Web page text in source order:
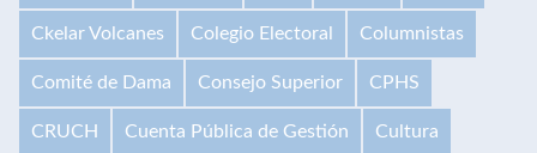
Ckelar Volcanes Colegio Electoral Columnistas
Comité de Dama Consejo Superior CPHS
CRUCH Cuenta Pública de Gestión Cultura